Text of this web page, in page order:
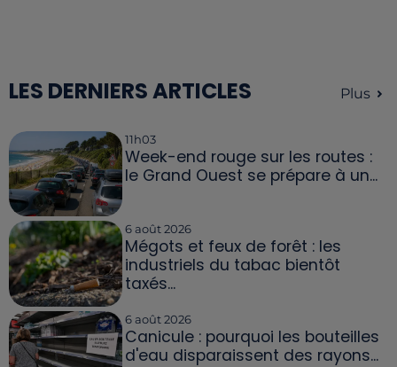
LES DERNIERS ARTICLES Plus
11h03
Week-end rouge sur les routes :
le Grand Ouest se prépare à un...
6 août 2026
Mégots et feux de forêt : les
industriels du tabac bientôt
taxés...
6 août 2026
Canicule : pourquoi les bouteilles
d'eau disparaissent des rayons...